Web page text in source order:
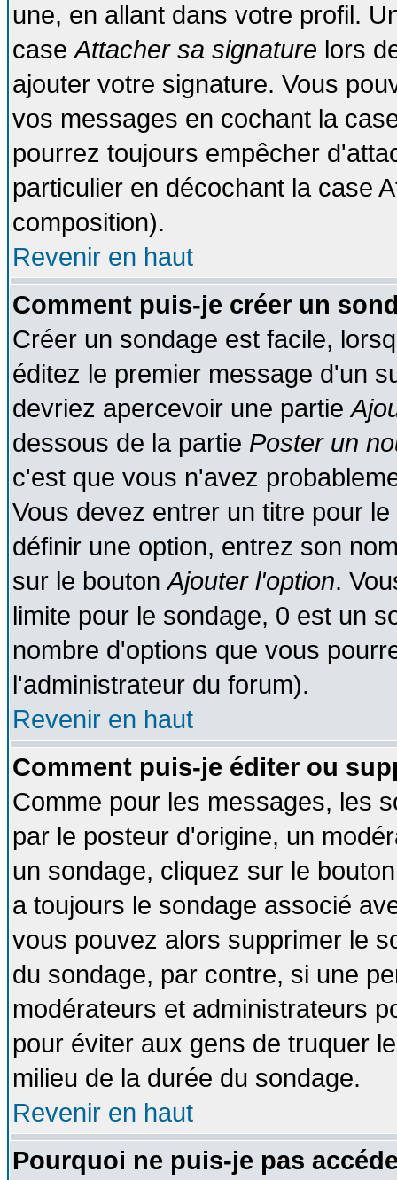
une, en allant dans votre profil.
caseAttacher sa signature lors
ajouter votre signature. Vous
vos messages en cochant la
pourrez toujours empêcher
particulier en décochant la case
composition).
Revenir en haut
Comment puis-je créer un
Créer un sondage est facile,
éditez le premier message d'un
devriez apercevoir une partie
dessous de la partie Poster un
c'est que vous n'avez
Vous devez entrer un titre pour
définir une option, entrez son
sur le boutonAjouter l'option.
limite pour le sondage, 0 est un
nombre d'options que vous
l'administrateur du forum).
Revenir en haut
Comment puis-je éditer ou
Comme pour les messages, les
par le posteur d'origine, un
un sondage, cliquez sur le
a toujours le sondage associé
vous pouvez alors supprimer le
du sondage, par contre, si une
modérateurs et administrateurs
pour éviter aux gens de truquer
milieu de la durée du sondage.
Revenir en haut
Pourquoi ne puis-je pas